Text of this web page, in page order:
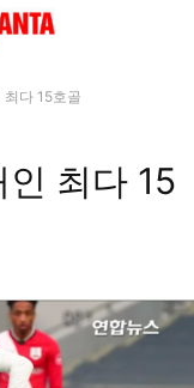
최다 15호골
최다 15